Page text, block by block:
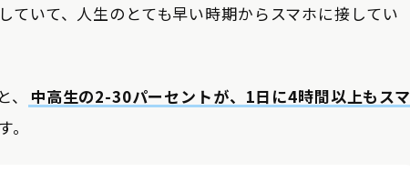
ていて、人生のとても早い時期からスマホに接してい
中高生の2-30パーセントが、1日に4時間以上もスマ
。